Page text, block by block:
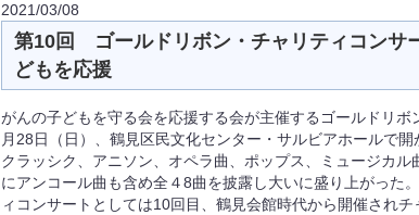
2021/03/08
第10回 ゴールドリボン・チャリティコンサ
どもを応援
がんの子どもを守る会を応援する会が主催するゴールドリボ
月28日（日）、鶴見区民文化センター・サルビアホールで
クラッシク、アニソン、オペラ曲、ポップス、ミュージカ
にアンコール曲も含め全４8曲を披露し大いに盛り上がった
ィコンサートとしては10回目、鶴見会館時代から開催され